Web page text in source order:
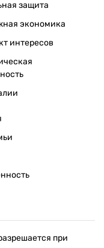
защита
экономика
интересов
при